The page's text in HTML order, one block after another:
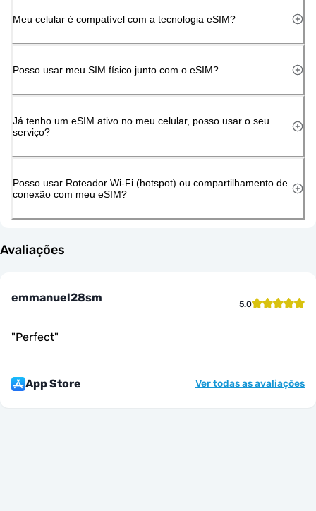
Meu celular é compatível com a tecnologia eSIM?
Posso usar meu SIM físico junto com o eSIM?
Já tenho um eSIM ativo no meu celular, posso usar o seu
serviço?
Posso usar Roteador Wi-Fi (hotspot) ou compartilhamento de
conexão com meu eSIM?
Avaliações
emmanuel28sm 5.0
"Perfect"
App Store Ver todas as avaliações